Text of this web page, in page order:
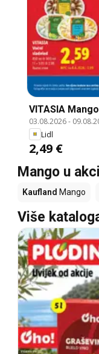
VITASIA
03.08.2026-
Lidl
2,49 €
Mango u
Kaufland Mango
Više